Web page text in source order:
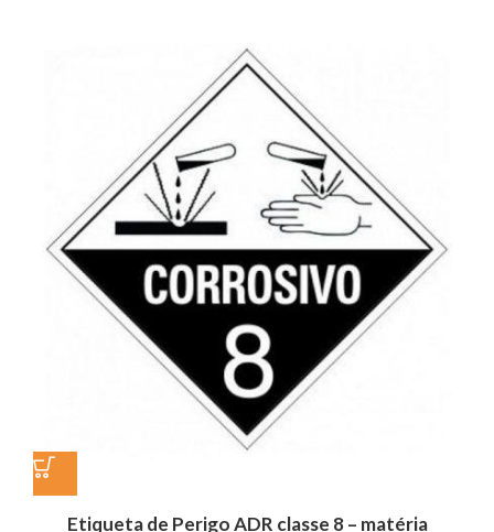
Etiqueta de Perigo ADR classe 8 – matéria